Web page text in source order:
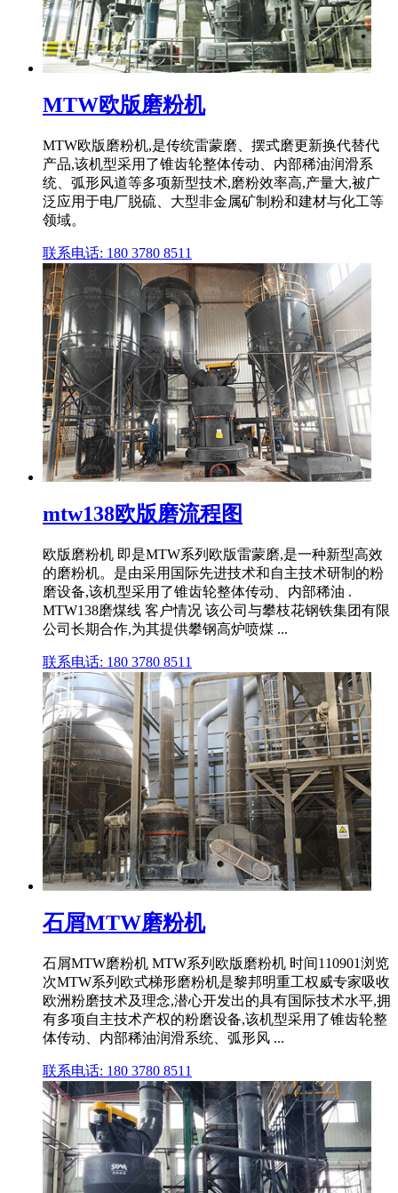
MTW欧版磨粉机
MTW欧版磨粉机,是传统雷蒙磨、摆式磨更新换代替代
产品,该机型采用了锥齿轮整体传动、内部稀油润滑系
统、弧形风道等多项新型技术,磨粉效率高,产量大,被广
泛应用于电厂脱硫、大型非金属矿制粉和建材与化工等
领域。
联系电话: 180 3780 8511
mtw138欧版磨流程图
欧版磨粉机 即是MTW系列欧版雷蒙磨,是一种新型高效
的磨粉机。是由采用国际先进技术和自主技术研制的粉
磨设备,该机型采用了锥齿轮整体传动、内部稀油 .
MTW138磨煤线 客户情况 该公司与攀枝花钢铁集团有限
公司长期合作,为其提供攀钢高炉喷煤 ...
联系电话: 180 3780 8511
石屑MTW磨粉机
石屑MTW磨粉机 MTW系列欧版磨粉机 时间110901浏览
次MTW系列欧式梯形磨粉机是黎邦明重工权威专家吸收
欧洲粉磨技术及理念,潜心开发出的具有国际技术水平,拥
有多项自主技术产权的粉磨设备,该机型采用了锥齿轮整
体传动、内部稀油润滑系统、弧形风 ...
联系电话: 180 3780 8511